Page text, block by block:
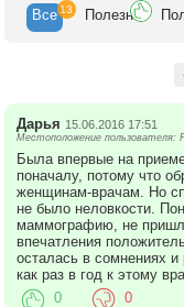
Все 13 Полезн
Дарья 15.06.2016 17:51
Местоположение пользователя:
Была впервые на
поначалу, потому что
женщинам-врачам. Но
не было неловкости.
маммографию, не
впечатления
осталась в сомнениях и
как раз в год к этому
0 0